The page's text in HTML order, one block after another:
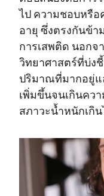
ไป ความชอบหรื
อายุ ซึ่งตรงกันข้า
การเสพติด นอกจ
วิทยาศาสตร์ที่บ่ง
ปริมาณที่มากอยู่แ
เพิ่มขึ้นจนเกินคว
สภาวะน้ำหนักเกิ